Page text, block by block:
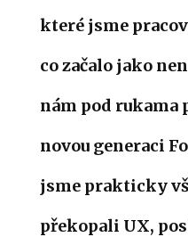
které jsme
co začalo jako
nám pod rukama
novou generaci
jsme prakticky
překopali UX,